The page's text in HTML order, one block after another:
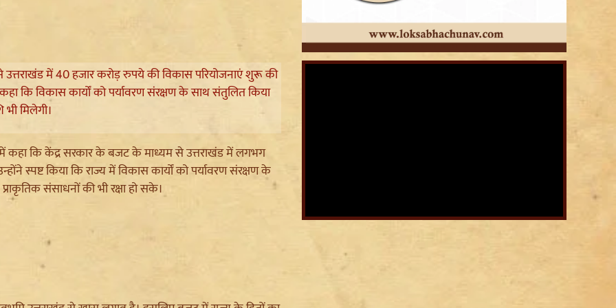
उत्तराखंड में 40 हजार करोड़ रुपये की विकास परियोजनाएं शुरू की
कि विकास कार्यों को पर्यावरण संरक्षण के साथ संतुलित किया
मिलेगी।
में कहा कि केंद्र सरकार के बजट के माध्यम से उत्तराखंड में लगभग
स्पष्ट किया कि राज्य में विकास कार्यों को पर्यावरण संरक्षण के
संसाधनों की भी रक्षा हो सके।